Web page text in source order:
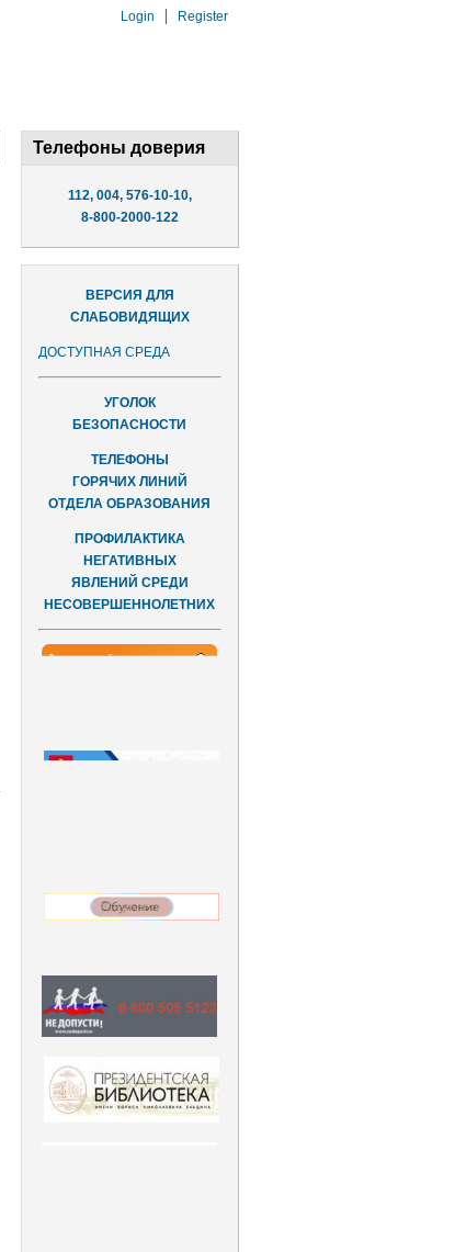
Login Register
Телефоны доверия
112, 004, 576-10-10,
8-800-2000-122
ВЕРСИЯ ДЛЯ
СЛАБОВИДЯЩИХ
ДОСТУПНАЯ СРЕДА
УГОЛОК
БЕЗОПАСНОСТИ
ТЕЛЕФОНЫ
ГОРЯЧИХ ЛИНИЙ
ОТДЕЛА ОБРАЗОВАНИЯ
ПРОФИЛАКТИКА
НЕГАТИВНЫХ
ЯВЛЕНИЙ СРЕДИ
НЕСОВЕРШЕННОЛЕТНИХ